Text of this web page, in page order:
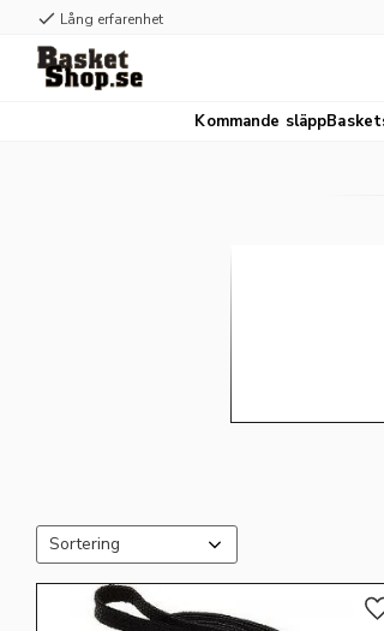
check Lång erfarenhet
check Hög kvalité
Kommande släpp
Välj sortering